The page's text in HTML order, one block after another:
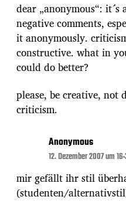
dear „anonymous“: it´s
negative comments,
it anonymously.
constructive. what in
could do better?
please, be creative, not
criticism.
Anonymous
12. Dezember 2007 um
mir gefällt ihr stil
(studenten/